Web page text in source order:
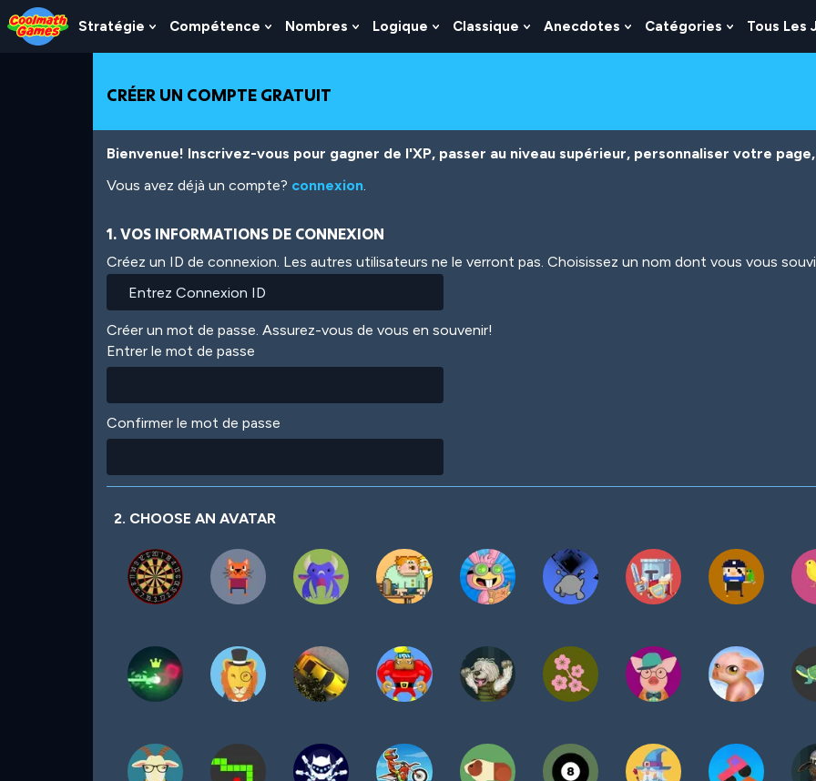
Skip
to
Top
Skip
to
Navigation
Skip
to
Main
Skip
to
Footer
Aller
au
contenu
Stratégie
Show
Submenu
Stratégie
Compétence
Show
Submenu
Compétence
Nombres
Show
Submenu
Logique
Show
Submenu
Classique
Show
Submenu
Anecdotes
Show
Submenu
Catégories
Show
Submenu
Tous Les
CRÉER UN COMPTE GRATUIT
Bienvenue! Inscrivez-vous pour gagner de l'XP, passer au niveau supérieur, personnaliser votre
Vous avez déjà un compte? connexion.
1. VOS INFORMATIONS DE CONNEXION
Créez un ID de connexion. Les autres utilisateurs ne le verront pas. Choisissez un nom dont vous vous
Créer un mot de passe. Assurez-vous de vous en souvenir!
Entrer le mot de passe
Confirmer le mot de passe
2. CHOOSE AN AVATAR